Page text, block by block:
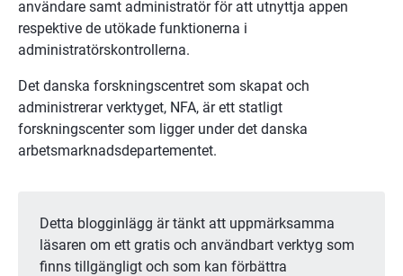
användare samt administratör för att utnyttja appen
respektive de utökade funktionerna i
administratörskontrollerna.
Det danska forskningscentret som skapat och
administrerar verktyget, NFA, är ett statligt
forskningscenter som ligger under det danska
arbetsmarknadsdepartementet.
Detta blogginlägg är tänkt att uppmärksamma
läsaren om ett gratis och användbart verktyg som
finns tillgängligt och som kan förbättra